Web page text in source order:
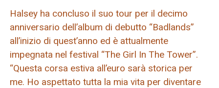
Halsey ha concluso il suo tour per il decimo
anniversario dell’album di debutto “Badlands”
all’inizio di quest’anno ed è attualmente
impegnata nel festival “The Girl In The Tower”.
“Questa corsa estiva all’euro sarà storica per
me. Ho aspettato tutta la mia vita per diventare